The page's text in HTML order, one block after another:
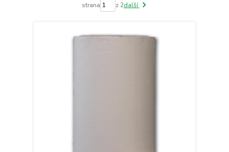
strana z 2další